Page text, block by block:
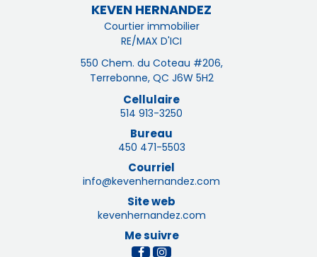
KEVEN HERNANDEZ
Courtier immobilier
RE/MAX D'ICI
550 Chem. du Coteau #206,
Terrebonne, QC J6W 5H2
Cellulaire
514 913-3250
Bureau
450 471-5503
Courriel
info@kevenhernandez.com
Site web
kevenhernandez.com
Me suivre